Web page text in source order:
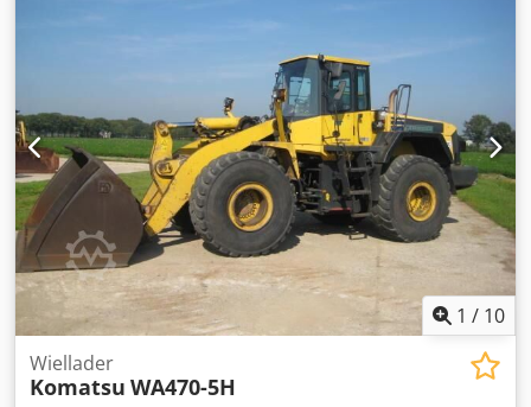
1 / 10
Wiellader
Komatsu WA470-5H